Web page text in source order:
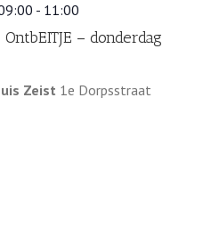
- 11:00
– donderdag
Zeist 1e Dorpsstraat